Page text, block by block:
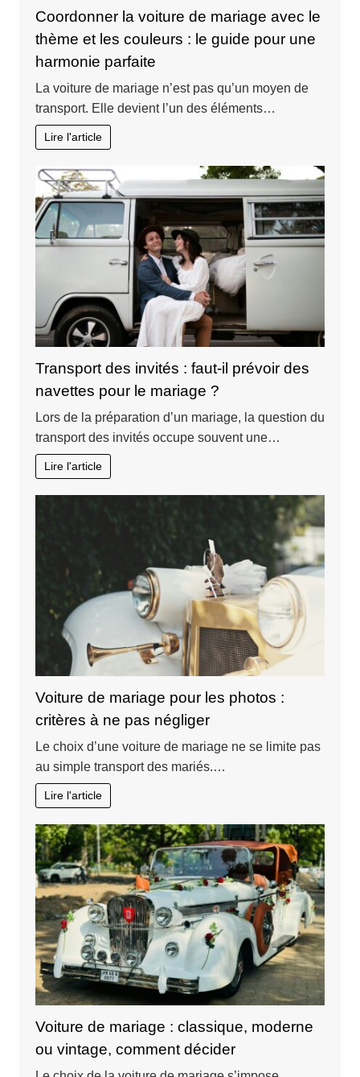
Coordonner la voiture de mariage avec le
thème et les couleurs : le guide pour une
harmonie parfaite
La voiture de mariage n’est pas qu’un moyen de
transport. Elle devient l’un des éléments…
Lire l'article
Transport des invités : faut-il prévoir des
navettes pour le mariage ?
Lors de la préparation d’un mariage, la question du
transport des invités occupe souvent une…
Lire l'article
Voiture de mariage pour les photos :
critères à ne pas négliger
Le choix d’une voiture de mariage ne se limite pas
au simple transport des mariés.…
Lire l'article
Voiture de mariage : classique, moderne
ou vintage, comment décider